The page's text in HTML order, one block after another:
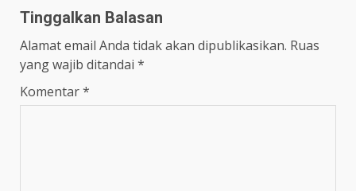
Tinggalkan Balasan
Alamat email Anda tidak akan dipublikasikan. Ruas
yang wajib ditandai *
Komentar*